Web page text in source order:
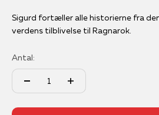
Sigurd fortæller alle historierne fra
verdens tilblivelse til Ragnarok.
Antal: